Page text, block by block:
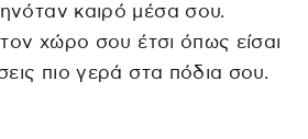
καιρό μέσα σου.
χώρο σου έτσι όπως είσαι
πιο γερά στα πόδια σου.